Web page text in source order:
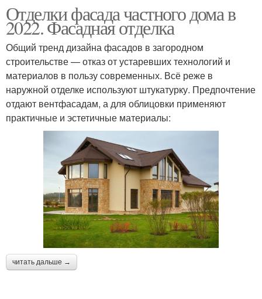
Отделки фасада частного дома в
2022. Фасадная отделка
Общий тренд дизайна фасадов в загородном
строительстве — отказ от устаревших технологий и
материалов в пользу современных. Всё реже в
наружной отделке используют штукатурку. Предпочтение
отдают вентфасадам, а для облицовки применяют
практичные и эстетичные материалы:
читать дальше →